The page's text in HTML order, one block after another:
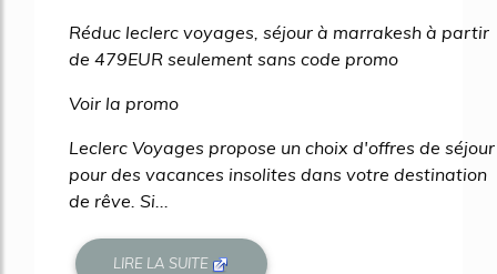
Réduc leclerc voyages, séjour à marrakesh à partir
de 479EUR seulement sans code promo
Voir la promo
Leclerc Voyages propose un choix d'offres de séjour
pour des vacances insolites dans votre destination
de rêve. Si...
LIRE LA SUITE